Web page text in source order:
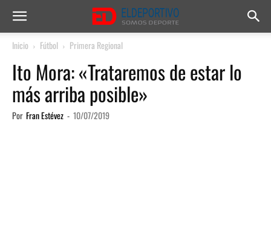
Inicio Fútbol Primera Regional
Ito Mora: «Trataremos de estar lo
más arriba posible»
Por Fran Estévez - 10/07/2019